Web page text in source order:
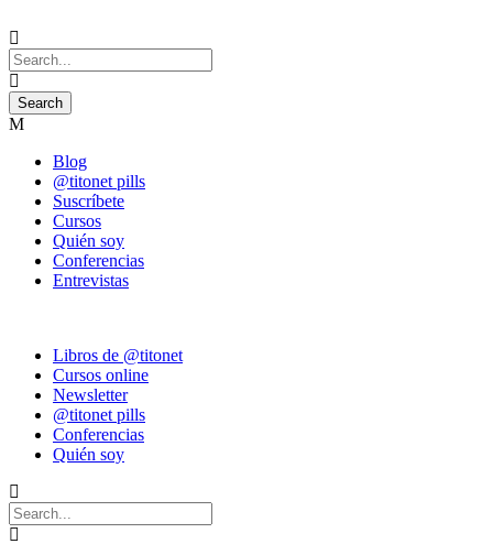
Blog
@titonet pills
Suscríbete
Cursos
Quién soy
Conferencias
Entrevistas
Libros de @titonet
Cursos online
Newsletter
@titonet pills
Conferencias
Quién soy